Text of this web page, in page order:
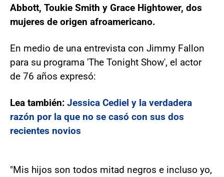
Abbott, Toukie Smith y Grace Hightower, dos
mujeres de origen afroamericano.
En medio de una entrevista con Jimmy Fallon
para su programa 'The Tonight Show', el actor
de 76 años expresó:
Lea también: Jessica Cediel y la verdadera
razón por la que no se casó con sus dos
recientes novios
"Mis hijos son todos mitad negros e incluso yo,